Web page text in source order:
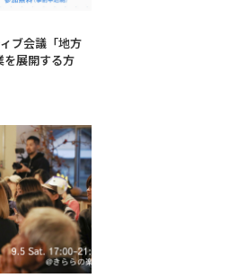
ブ会議「地方
を展開する方